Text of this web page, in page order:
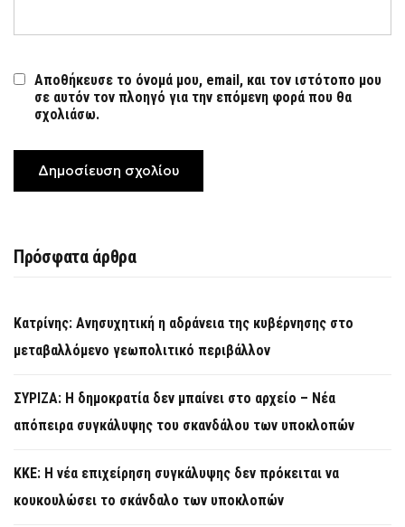
Αποθήκευσε το όνομά μου, email, και τον ιστότοπο μου
σε αυτόν τον πλοηγό για την επόμενη φορά που θα
σχολιάσω.
Πρόσφατα άρθρα
Κατρίνης: Ανησυχητική η αδράνεια της κυβέρνησης στο
μεταβαλλόμενο γεωπολιτικό περιβάλλον
ΣΥΡΙΖΑ: Η δημοκρατία δεν μπαίνει στο αρχείο – Νέα
απόπειρα συγκάλυψης του σκανδάλου των υποκλοπών
KKE: Η νέα επιχείρηση συγκάλυψης δεν πρόκειται να
κουκουλώσει το σκάνδαλο των υποκλοπών